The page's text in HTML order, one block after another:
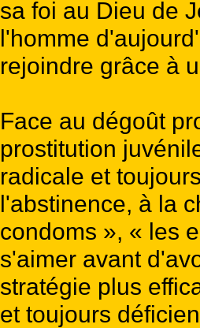
sa foi au Dieu de
l'homme
rejoindre grâce à
Face au dégoût
prostitution
radicale et
l'abstinence, à la
condoms », « les
s'aimer avant
stratégie plus
et toujours